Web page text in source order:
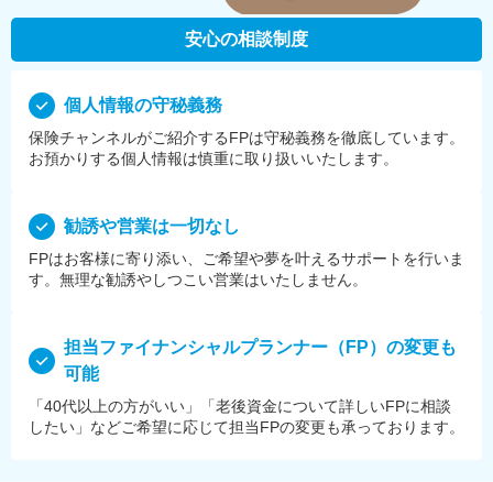
安心の相談制度
個⼈情報の守秘義務
保険チャンネルがご紹介するFPは守秘義務を徹底しています。
お預かりする個⼈情報は慎重に取り扱いいたします。
勧誘や営業は⼀切なし
FPはお客様に寄り添い、ご希望や夢を叶えるサポートを⾏いま
す。無理な勧誘やしつこい営業はいたしません。
担当ファイナンシャルプランナー（FP）の変更も
可能
「40代以上の方がいい」「老後資金について詳しいFPに相談
したい」などご希望に応じて担当FPの変更も承っております。